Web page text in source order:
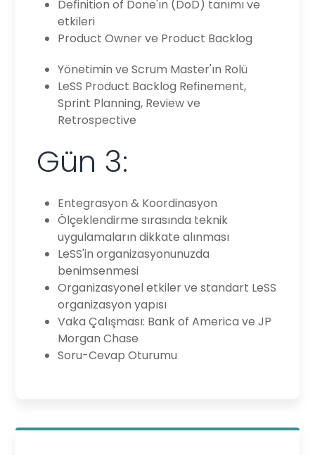
Definition of Done'ın (DoD) tanımı ve
etkileri
Product Owner ve Product Backlog
Yönetimin ve Scrum Master'ın Rolü
LeSS Product Backlog Refinement,
Sprint Planning, Review ve
Retrospective
Gün 3:
Entegrasyon & Koordinasyon
Ölçeklendirme sırasında teknik
uygulamaların dikkate alınması
LeSS'in organizasyonunuzda
benimsenmesi
Organizasyonel etkiler ve standart LeSS
organizasyon yapısı
Vaka Çalışması: Bank of America ve JP
Morgan Chase
Soru-Cevap Oturumu